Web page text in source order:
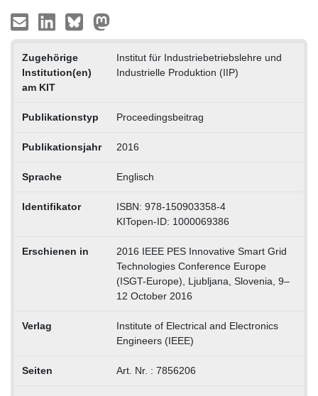
Zugehörige
Institution(en)
am KIT
Institut für Industriebetriebslehre und
Industrielle Produktion (IIP)
Publikationstyp Proceedingsbeitrag
Publikationsjahr 2016
Sprache Englisch
Identifikator
ISBN: 978-150903358-4
KITopen-ID: 1000069386
Erschienen in
2016 IEEE PES Innovative Smart Grid
Technologies Conference Europe
(ISGT-Europe), Ljubljana, Slovenia, 9–
12 October 2016
Verlag
Institute of Electrical and Electronics
Engineers (IEEE)
Seiten Art. Nr. : 7856206